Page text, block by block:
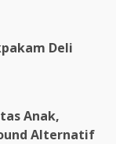
Deli
Anak,
Alternatif